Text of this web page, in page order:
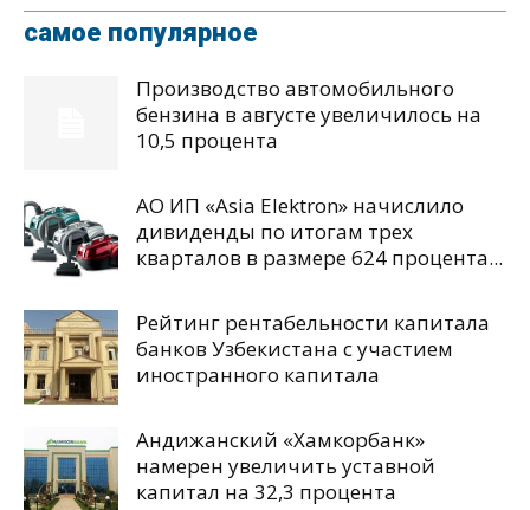
самое популярное
Производство автомобильного
бензина в августе увеличилось на
10,5 процента
АО ИП «Asia Elektron» начислило
дивиденды по итогам трех
кварталов в размере 624 процента...
Рейтинг рентабельности капитала
банков Узбекистана с участием
иностранного капитала
Андижанский «Хамкорбанк»
намерен увеличить уставной
капитал на 32,3 процента